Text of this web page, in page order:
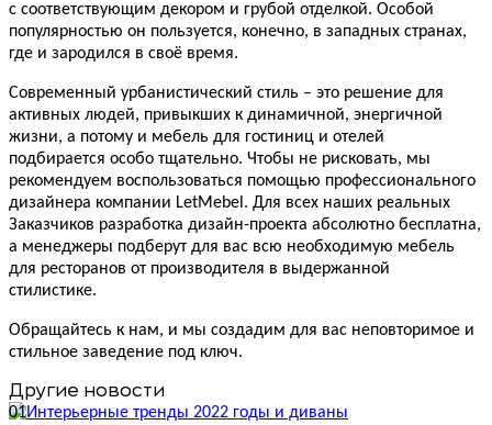
с соответствующим декором и грубой отделкой. Особой
популярностью он пользуется, конечно, в западных странах,
где и зародился в своё время.
Современный урбанистический стиль – это решение для
активных людей, привыкших к динамичной, энергичной
жизни, а потому и мебель для гостиниц и отелей
подбирается особо тщательно. Чтобы не рисковать, мы
рекомендуем воспользоваться помощью профессионального
дизайнера компании LetMebel. Для всех наших реальных
Заказчиков разработка дизайн-проекта абсолютно бесплатна,
а менеджеры подберут для вас всю необходимую мебель
для ресторанов от производителя в выдержанной
стилистике.
Обращайтесь к нам, и мы создадим для вас неповторимое и
стильное заведение под ключ.
Другие новости
01